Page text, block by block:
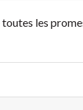
les